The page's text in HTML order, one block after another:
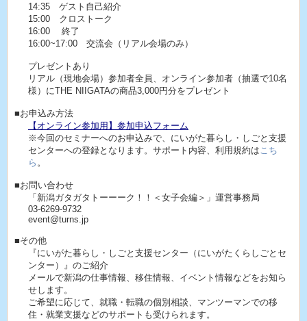
14:35 ゲスト自己紹介
15:00 クロストーク
16:00 終了
16:00~17:00 交流会（リアル会場のみ）
プレゼントあり
リアル（現地会場）参加者全員、オンライン参加者（抽選で10名
様）にTHE NIIGATAの商品3,000円分をプレゼント
■お申込み方法
【オンライン参加用】参加申込フォーム
※今回のセミナーへのお申込みで、にいがた暮らし・しごと支援
センターへの登録となります。サポート内容、利用規約はこち
ら 。
■お問い合わせ
「新潟ガタガタトーーーク！！＜女子会編＞」運営事務局
03-6269-9732
event@turns.jp
■その他
『にいがた暮らし・しごと支援センター（にいがたくらしごとセ
ンター）』のご紹介
メールで新潟の仕事情報、移住情報、イベント情報などをお知ら
せします。
ご希望に応じて、就職・転職の個別相談、マンツーマンでの移
住・就業支援などのサポートも受けられます。